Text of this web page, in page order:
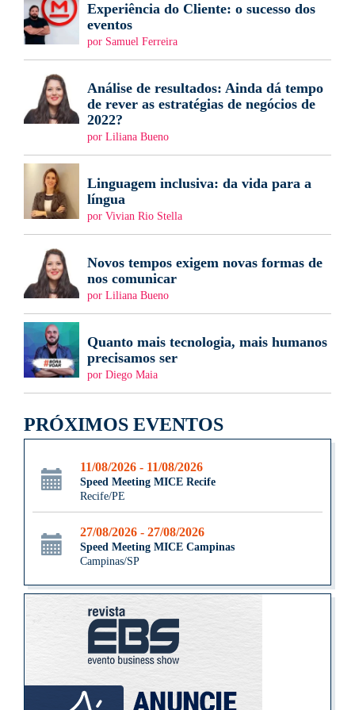
Experiência do Cliente: o sucesso dos
eventos
por Samuel Ferreira
Análise de resultados: Ainda dá tempo
de rever as estratégias de negócios de
2022?
por Liliana Bueno
Linguagem inclusiva: da vida para a
língua
por Vivian Rio Stella
Novos tempos exigem novas formas de
nos comunicar
por Liliana Bueno
Quanto mais tecnologia, mais humanos
precisamos ser
por Diego Maia
PRÓXIMOS EVENTOS
11/08/2026 - 11/08/2026
Speed Meeting MICE Recife
Recife/PE
27/08/2026 - 27/08/2026
Speed Meeting MICE Campinas
Campinas/SP